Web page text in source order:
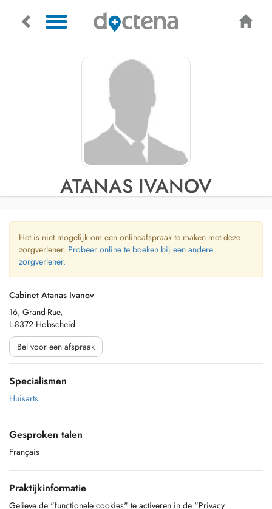
ATANAS IVANOV
Het is niet mogelijk om een onlineafspraak te maken met deze
zorgverlener. Probeer online te boeken bij een andere
zorgverlener.
Cabinet Atanas Ivanov
16, Grand-Rue,
L-8372 Hobscheid
Bel voor een afspraak
Specialismen
Huisarts
Gesproken talen
Français
Praktijkinformatie
Gelieve de "functionele cookies" te activeren in de "Privacy